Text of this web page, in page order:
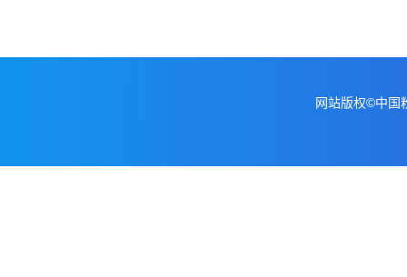
网站版权©中国